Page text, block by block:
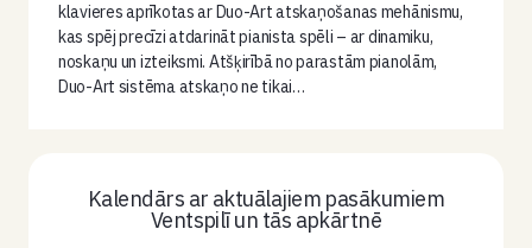
klavieres aprīkotas ar Duo-Art atskaņošanas mehānismu,
kas spēj precīzi atdarināt pianista spēli – ar dinamiku,
noskaņu un izteiksmi. Atšķirībā no parastām pianolām,
Duo-Art sistēma atskaņo ne tikai…
Kalendārs ar aktuālajiem pasākumiem
Ventspilī un tās apkārtnē